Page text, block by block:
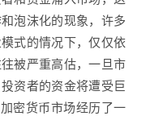
泡沫化的现象，许多
式的情况下，仅仅依
被严重高估，一旦市
资者的资金将遭受巨
密货币市场经历了一